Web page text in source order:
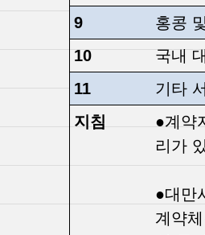
9
홍콩
10
국내
11
기타
지침
●계약
리가
●대만
계약